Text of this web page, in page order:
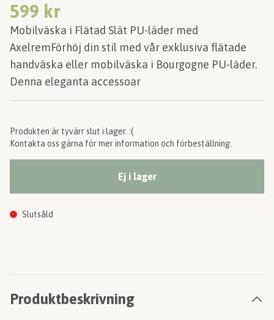
599 kr
Mobilväska i Flätad Slät PU-läder med
AxelremFörhöj din stil med vår exklusiva flätade
handväska eller mobilväska i Bourgogne PU-läder.
Denna eleganta accessoar
Produkten är tyvärr slut i lager. :(
Kontakta oss gärna för mer information och förbeställning.
Ej i lager
Slutsåld
Produktbeskrivning